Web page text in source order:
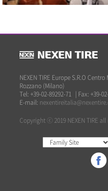
NEXEN TIRE Europe S.R.O
Rozzano (Milano)
Tel: +39-02-89292-71 | Fax: +39-
E-mail:
Copyright ⓒ 2019 NEXEN TIRE all